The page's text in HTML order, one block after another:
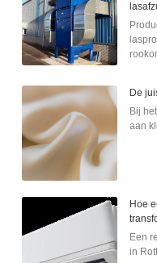
De
Bij
aan
Hoe
Een
in